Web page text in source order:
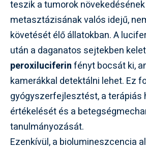
teszik a tumorok
metasztázisának valós idejű,
követését élő állatokban. A
után a daganatos sejtekben
peroxiluciferinfényt bocsát ki,
kamerákkal detektálni lehet. Ez
gyógyszerfejlesztést, a terápiás
értékelését és a
tanulmányozását.
Ezenkívül, a biolumineszcencia